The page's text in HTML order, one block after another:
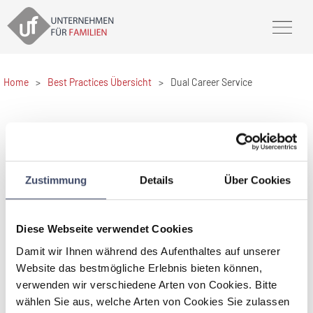
Zustimmung Details Über Cookies
Diese Webseite verwendet Cookies
Damit wir Ihnen während des Aufenthaltes auf unserer
Website das bestmögliche Erlebnis bieten können,
verwenden wir verschiedene Arten von Cookies. Bitte
wählen Sie aus, welche Arten von Cookies Sie zulassen
Home > Best Practices Übersicht > Dual Career Service
Dual Career Service
IST Austria (Institute of Science and Technology Austria)
Arbeitssuche. Diese Unterstützung kann bereits
während des Bewerbungsprozesses am IST Austria in
Anspruch genommen werden.
DUAL CAREER SERVICE